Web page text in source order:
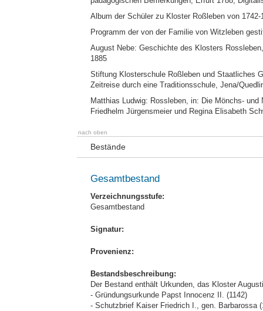
Album der Schüler zu Kloster Roßleben von
Programm der von der Familie von Witzleben
August Nebe: Geschichte des Klosters
1885
Stiftung Klosterschule Roßleben und Staatliches
Zeitreise durch eine Traditionsschule, Jena/
Matthias Ludwig: Rossleben, in: Die Mönchs-
Friedhelm Jürgensmeier und Regina Elisabeth
nach oben
Bestände
Gesamtbestand
Verzeichnungsstufe:
Gesamtbestand
Signatur:
Provenienz:
Bestandsbeschreibung:
Der Bestand enthält Urkunden, das Kloster
- Gründungsurkunde Papst Innocenz II. (1142)
- Schutzbrief Kaiser Friedrich I., gen. Barbarossa